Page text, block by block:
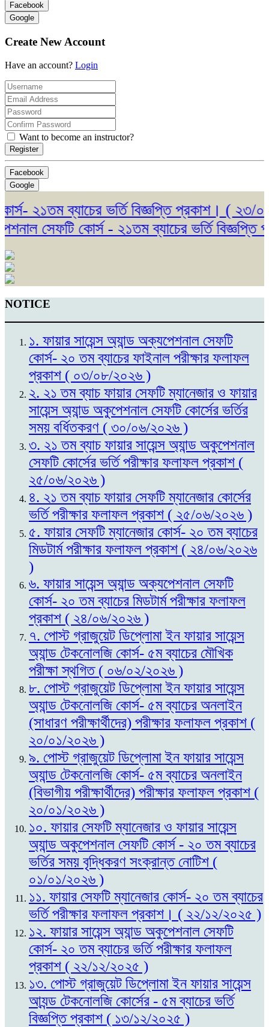
Facebook
Google
Create New Account
Have an account? Login
Want to become an instructor?
Register
Facebook
Google
২১তম ব্যাচের ভর্তি বিজ্ঞপ্তি প্রকাশ। ( ২৩/০৫/
সেফটি কোর্স - ২১তম ব্যাচের ভর্তি বিজ্ঞপ্তি
NOTICE
১. ফায়ার সায়েন্স অ্যান্ড অক্যপেশনাল সেফটি
কোর্স- ২০ তম ব্যাচের ফাইনাল পরীক্ষার ফলাফল
প্রকাশ ( ০৩/০৮/২০২৬ )
২. ২১ তম ব্যাচ ফায়ার সেফটি ম্যানেজার ও ফায়ার
সায়েন্স অ্যান্ড অকুপেশনাল সেফটি কোর্সের ভর্তির
সময় বর্ধিতকরণ ( ৩০/০৬/২০২৬ )
৩. ২১ তম ব্যাচ ফায়ার সায়েন্স অ্যান্ড অকুপেশনাল
সেফটি কোর্সের ভর্তি পরীক্ষার ফলাফল প্রকাশ (
২৫/০৬/২০২৬ )
৪. ২১ তম ব্যাচ ফায়ার সেফটি ম্যানেজার কোর্সের
ভর্তি পরীক্ষার ফলাফল প্রকাশ ( ২৫/০৬/২০২৬ )
৫. ফায়ার সেফটি ম্যানেজার কোর্স- ২০ তম ব্যাচের
মিডটার্ম পরীক্ষার ফলাফল প্রকাশ ( ২৪/০৬/২০২৬
)
৬. ফায়ার সায়েন্স অ্যান্ড অক্যপেশনাল সেফটি
কোর্স- ২০ তম ব্যাচের মিডটার্ম পরীক্ষার ফলাফল
প্রকাশ ( ২৪/০৬/২০২৬ )
৭. পোস্ট গ্রাজুয়েট ডিপ্লোমা ইন ফায়ার সায়েন্স
অ্যান্ড টেকনোলজি কোর্স- ৫ম ব্যাচের মৌখিক
পরীক্ষা স্থগিত ( ০৬/০২/২০২৬ )
৮. পোস্ট গ্রাজুয়েট ডিপ্লোমা ইন ফায়ার সায়েন্স
অ্যান্ড টেকনোলজি কোর্স- ৫ম ব্যাচের অনলাইন
(সাধারণ পরীক্ষার্থীদের) পরীক্ষার ফলাফল প্রকাশ (
২০/০১/২০২৬ )
৯. পোস্ট গ্রাজুয়েট ডিপ্লোমা ইন ফায়ার সায়েন্স
অ্যান্ড টেকনোলজি কোর্স- ৫ম ব্যাচের অনলাইন
(বিভাগীয় পরীক্ষার্থীদের) পরীক্ষার ফলাফল প্রকাশ (
২০/০১/২০২৬ )
১০. ফায়ার সেফটি ম্যানেজার ও ফায়ার সায়েন্স
অ্যান্ড অকুপেশনাল সেফটি কোর্স - ২০ তম ব্যাচের
ভর্তির সময় বৃদ্ধিকরণ সংক্রান্ত নোটিশ (
০১/০১/২০২৬ )
১১. ফায়ার সেফটি ম্যানেজার কোর্স- ২০ তম ব্যাচের
ভর্তি পরীক্ষার ফলাফল প্রকাশ। ( ২২/১২/২০২৫ )
১২. ফায়ার সায়েন্স অ্যান্ড অকুপেশনাল সেফটি
কোর্স- ২০ তম ব্যাচের ভর্তি পরীক্ষার ফলাফল
প্রকাশ ( ২২/১২/২০২৫ )
১৩. পোস্ট গ্রাজুয়েট ডিপ্লোমা ইন ফায়ার সায়েন্স
আ্যন্ড টেকনোলজি কোর্সের - ৫ম ব্যাচের ভর্তি
বিজ্ঞপ্তি প্রকাশ ( ১৩/১২/২০২৫ )